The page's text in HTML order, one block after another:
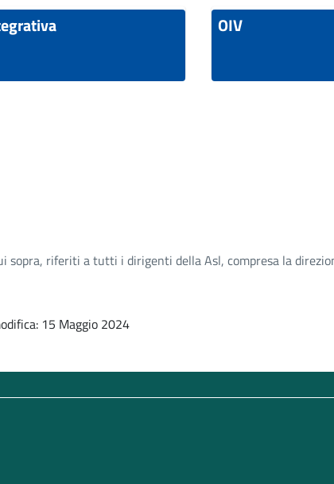
OIV
sopra, riferiti a tutti i dirigenti della Asl, compresa la
15 Maggio 2024